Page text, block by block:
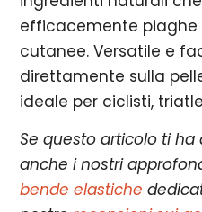
efficacemente piaghe
cutanee. Versatile e
direttamente sulla
ideale per ciclisti,
Se questo articolo ti
anche i nostri
bende elastiche